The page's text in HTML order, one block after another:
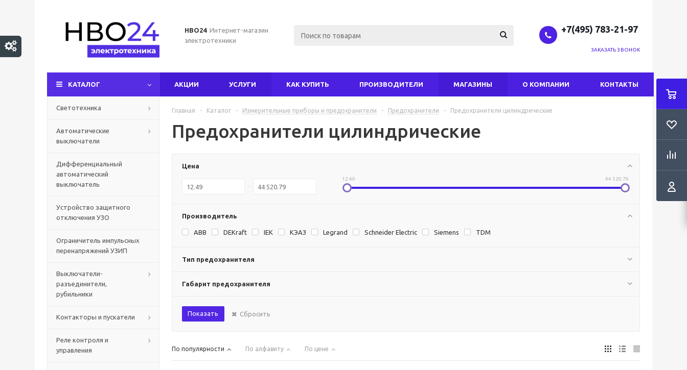
НВО24 Интернет-магазин
электротехники
+7(495) 783-21-97
ЗАКАЗАТЬ ЗВОНОК
КАТАЛОГ АКЦИИ УСЛУГИ КАК КУПИТЬ ПРОИЗВОДИТЕЛИ МАГАЗИНЫ О КОМПАНИИ КОНТАКТЫ
Светотехника
Автоматические
выключатели
Дифференциальный
автоматический
выключатель
Устройство защитного
отключения УЗО
Ограничитель импульсных
перенапряжений УЗИП
Выключатели-
разъединители,
рубильники
Контакторы и пускатели
Реле контроля и
управления
Главная - Каталог - Измерительные приборы и предохранители - Предохранители - Предохранители цилиндрические
Предохранители цилиндрические
Цена
12.49 44 520.79
Производитель
ABB DEKraft IEK KЭAЗ Legrand Schneider Electric Siemens TDM
Тип предохранителя
Габарит предохранителя
Показать Сбросить
По популярности По алфавиту По цене